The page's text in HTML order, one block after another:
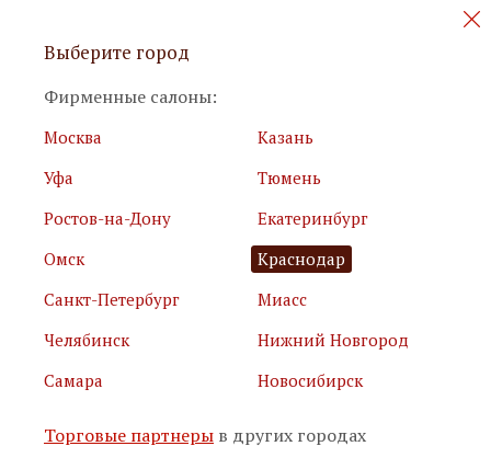
Персональные акции и новинки
Я принимаю
условия использования сайта
Я соглашаюсь сполитикой обработки персональных
Подписаться
Выберите город
Фирменные салоны:
Москва
Казань
Уфа
Тюмень
Ростов-на-Дону
Екатеринбург
Омск
Краснодар
Санкт-Петербург
Миасс
Челябинск
Нижний Новгород
Самара
Новосибирск
Торговые партнеры в других городах